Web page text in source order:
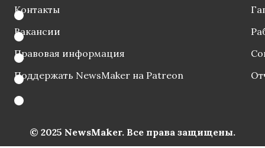
Контакты
Вакансии
Правовая информация
Поддержать NewsMaker на Patreon
© 2025 NewsMaker. Все права защищены.